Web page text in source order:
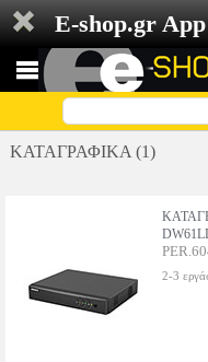
E-shop.gr App
ΚΑΤΑΓΡΑΦΙΚΑ (1)
2-3